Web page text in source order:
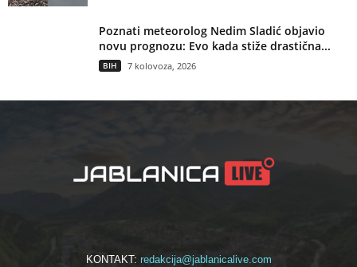
Poznati meteorolog Nedim Sladić objavio
novu prognozu: Evo kada stiže drastična...
BIH 7 kolovoza, 2026
KONTAKT: redakcija@jablanicalive.com